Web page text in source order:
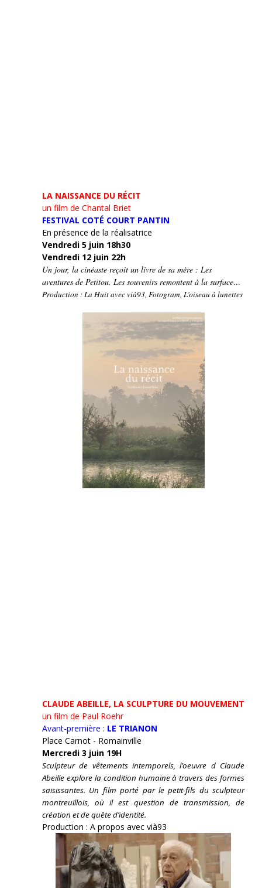
LA NAISSANCE DU RÉCIT
un film de Chantal Briet
FESTIVAL COTÉ COURT PANTIN
En présence de la réalisatrice
Vendredi 5 juin 18h30
Vendredi 12 juin 22h
Un jour, la cinéaste reçoit un livre de sa mère : Les
aventures de Petitou. Les souvenirs remontent à la surface…
Production : La Huit avec vià93, Fotogram, L’oiseau à lunettes
CLAUDE ABEILLE, LA SCULPTURE DU MOUVEMENT
un film de Paul Roehr
Avant-première : LE TRIANON
Place Carnot - Romainville
Mercredi 3 juin 19H
Sculpteur de vêtements intemporels, l’oeuvre d Claude
Abeille explore la condition humaine à travers des formes
saisissantes. Un film porté par le petit-fils du sculpteur
montreuillois, où il est question de transmission, de
création et de quête d’identité.
Production : A propos avec vià93